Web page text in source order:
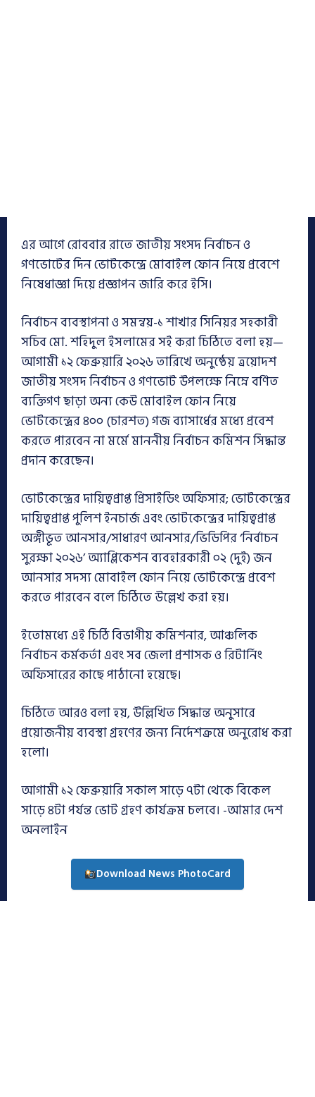
এর আগে রোববার রাতে জাতীয় সংসদ নির্বাচন ও
গণভোটের দিন ভোটকেন্দ্রে মোবাইল ফোন নিয়ে প্রবেশে
নিষেধাজ্ঞা দিয়ে প্রজ্ঞাপন জারি করে ইসি।
নির্বাচন ব্যবস্থাপনা ও সমন্বয়-১ শাখার সিনিয়র সহকারী
সচিব মো. শহিদুল ইসলামের সই করা চিঠিতে বলা হয়—
আগামী ১২ ফেব্রুয়ারি ২০২৬ তারিখে অনুষ্ঠেয় ত্রয়োদশ
জাতীয় সংসদ নির্বাচন ও গণভোট উপলক্ষে নিম্নে বর্ণিত
ব্যক্তিগণ ছাড়া অন্য কেউ মোবাইল ফোন নিয়ে
ভোটকেন্দ্রের ৪০০ (চারশত) গজ ব্যাসার্ধের মধ্যে প্রবেশ
করতে পারবেন না মর্মে মাননীয় নির্বাচন কমিশন সিদ্ধান্ত
প্রদান করেছেন।
ভোটকেন্দ্রের দায়িত্বপ্রাপ্ত প্রিসাইডিং অফিসার; ভোটকেন্দ্রের
দায়িত্বপ্রাপ্ত পুলিশ ইনচার্জ এবং ভোটকেন্দ্রের দায়িত্বপ্রাপ্ত
অঙ্গীভূত আনসার/সাধারণ আনসার/ভিডিপির ‘নির্বাচন
সুরক্ষা ২০২৬’ অ্যাপ্লিকেশন ব্যবহারকারী ০২ (দুই) জন
আনসার সদস্য মোবাইল ফোন নিয়ে ভোটকেন্দ্রে প্রবেশ
করতে পারবেন বলে চিঠিতে উল্লেখ করা হয়।
ইতোমধ্যে এই চিঠি বিভাগীয় কমিশনার, আঞ্চলিক
নির্বাচন কর্মকর্তা এবং সব জেলা প্রশাসক ও রিটার্নিং
অফিসারের কাছে পাঠানো হয়েছে।
চিঠিতে আরও বলা হয়, উল্লিখিত সিদ্ধান্ত অনুসারে
প্রয়োজনীয় ব্যবস্থা গ্রহণের জন্য নির্দেশক্রমে অনুরোধ করা
হলো।
আগামী ১২ ফেব্রুয়ারি সকাল সাড়ে ৭টা থেকে বিকেল
সাড়ে ৪টা পর্যন্ত ভোট গ্রহণ কার্যক্রম চলবে। -আমার দেশ
অনলাইন
Download News PhotoCard